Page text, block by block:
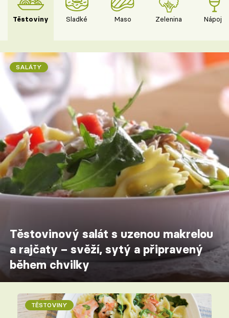
Těstoviny Sladké Maso Zelenina Nápoje
SALÁTY
Těstovinový salát s uzenou makrelou
a rajčaty – svěží, sytý a připravený
během chvilky
TĚSTOVINY